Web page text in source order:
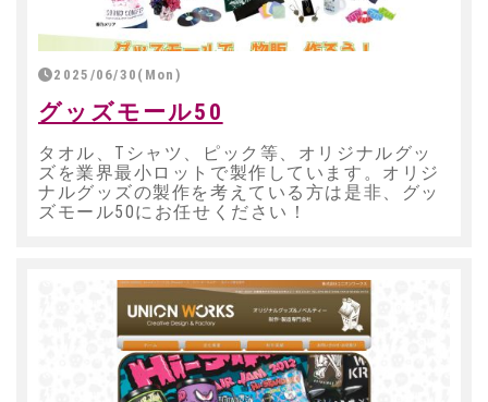
2025/06/30(Mon)
グッズモール50
タオル、Tシャツ、ピック等、オリジナルグッ
ズを業界最小ロットで製作しています。オリジ
ナルグッズの製作を考えている方は是非、グッ
ズモール50にお任せください！